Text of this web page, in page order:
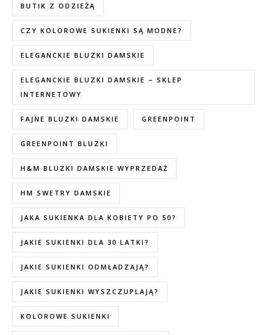
BUTIK Z ODZIEŻĄ
CZY KOLOROWE SUKIENKI SĄ MODNE?
ELEGANCKIE BLUZKI DAMSKIE
ELEGANCKIE BLUZKI DAMSKIE – SKLEP
INTERNETOWY
FAJNE BLUZKI DAMSKIE GREENPOINT
GREENPOINT BLUZKI
H&M BLUZKI DAMSKIE WYPRZEDAŻ
HM SWETRY DAMSKIE
JAKA SUKIENKA DLA KOBIETY PO 50?
JAKIE SUKIENKI DLA 30 LATKI?
JAKIE SUKIENKI ODMŁADZAJĄ?
JAKIE SUKIENKI WYSZCZUPLAJĄ?
KOLOROWE SUKIENKI